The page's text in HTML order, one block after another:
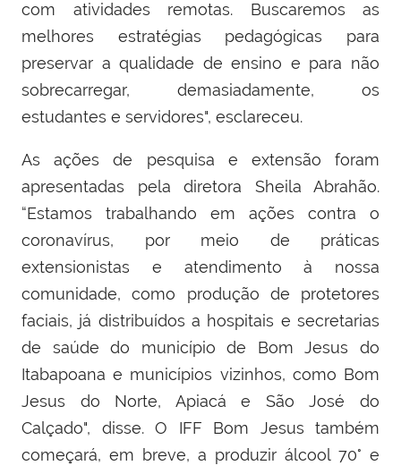
com atividades remotas. Buscaremos as
melhores estratégias pedagógicas para
preservar a qualidade de ensino e para não
sobrecarregar, demasiadamente, os
estudantes e servidores", esclareceu.
As ações de pesquisa e extensão foram
apresentadas pela diretora Sheila Abrahão.
“Estamos trabalhando em ações contra o
coronavírus, por meio de práticas
extensionistas e atendimento à nossa
comunidade, como produção de protetores
faciais, já distribuídos a hospitais e secretarias
de saúde do município de Bom Jesus do
Itabapoana e municípios vizinhos, como Bom
Jesus do Norte, Apiacá e São José do
Calçado", disse. O IFF Bom Jesus também
começará, em breve, a produzir álcool 70° e